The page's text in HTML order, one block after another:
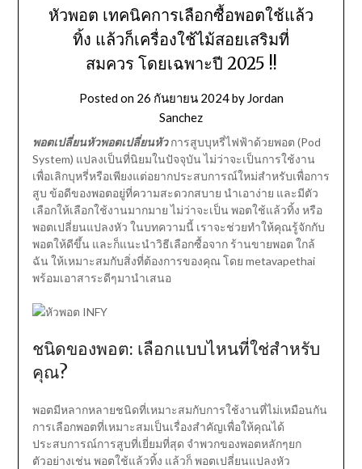
หัวพอต เทคนิคการเลือกซื้อพอตใช้แล้ว
ทิ้ง แล้วก็เครื่องใช้ไม้สอยเสริมที่
สมควร โดยเฉพาะปี 2025 !!
Posted on 26 กันยายน 2024by Jordan
Sanchez
พอตเปลี่ยนหัวพอตเปลี่ยนหัวการสูบบุหรี่ไฟฟ้าด้วยพอต (Pod
System) แปลงเป็นที่นิยมในปัจจุบัน ไม่ว่าจะเป็นการใช้งาน
เพื่อเลิกบุหรี่หรือเพียงแต่อยากประสบการณ์ใหม่สำหรับเพื่อการ
สูบ ข้อดีของพอตอยู่ที่ความสะดวกสบาย นำเอาง่าย และมีตัว
เลือกให้เลือกใช้งานมากมาย ไม่ว่าจะเป็น พอตใช้แล้วทิ้ง หรือ
พอตเปลี่ยนแปลงหัว ในบทความนี้ เราจะช่วยทำให้คุณรู้จักกับ
พอตให้ดีขึ้น และก็แนะนำวิธีเลือกซื้อจาก ร้านขายพอต ใกล้
ฉัน ให้เหมาะสมกับสิ่งที่ต้องการของคุณ โดย metavapethai
พร้อมเอาสาระดีๆมานำเสนอ
ชนิดของพอต: เลือกแบบไหนที่ใช่สำหรับ
คุณ?
พอตมีหลากหลายชนิดที่เหมาะสมกับการใช้งานที่ไม่เหมือนกัน
การเลือกพอตที่เหมาะสมเป็นเรื่องสำคัญเพื่อให้คุณได้
ประสบการณ์การสูบที่เยี่ยมที่สุด จำพวกของพอตหลักๆยก
ตัวอย่างเช่น พอตใช้แล้วทิ้ง แล้วก็ พอตเปลี่ยนแปลงหัว